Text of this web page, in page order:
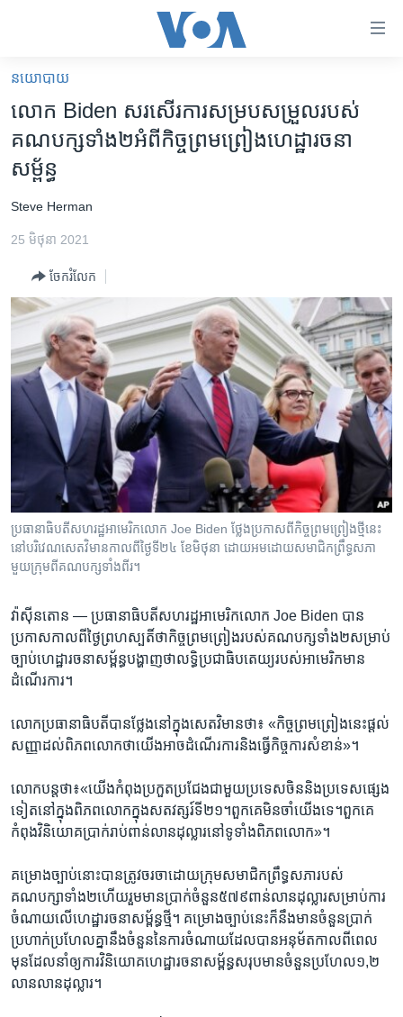
គេហទំព័រ​
ទាក់ទង
និង​
ចូល​
ទំព័រ​
ព័ត៌មាន​​
រំលង​
និង​
ទៅ​
ទំព័រ​
ចូល​
ទៅ​
កាន់​
ទំព័រ​
ស្វែង​
អាមេរិក
ព្រឹត្តិការណ៍ព័ត៌មាន
ទូរទស្សន៍ / វីដេអូ​
វិទ្យុ / ផតខាសថ៍
កម្មវិធីទាំងអស់
Khmer English
បណ្តាញ​សង្គម
ភាសា
នយោបាយ
លោក​ Biden ​សរសើរ​ការ​សម្រប​សម្រួល​របស់​
គណបក្ស​ទាំង២​អំពី​កិច្ចព្រមព្រៀង​ហេដ្ឋា​រចនា​
សម្ព័ន្ធ​
Steve Herman
25 មិថុនា 2021
ចែករំលែក
ប្រធានាធិបតី​សហ​រដ្ឋ​អាមេរិក​លោក​ Joe Biden ថ្លែង​ប្រកាស​ពី​កិច្ចព្រមព្រៀង​ថ្មី​នេះ​​
នៅ​​​បរិវេណ​សេតវិមាន​កាល​ពី​ថ្ងៃ​ទី​២៤ ខែ​មិថុនា ដោយ​​អម​ដោយ​សមាជិក​ព្រឹទ្ធសភា​​
មួយ​​ក្រុម​ពី​គណបក្ស​ទាំង​ពីរ។
វ៉ាស៊ីនតោ​ន — ប្រធានាធិបតី​សហ​រដ្ឋ​អាមេរិក​លោក​ Joe Biden ​បាន​
ប្រកាស​កាលពី​ថ្ងៃ​ព្រហស្បតិ៍​ថា​កិច្ច​ព្រមព្រៀង​របស់​គណបក្ស​ទាំង២​សម្រាប់​
ច្បាប់​ហេដ្ឋា​រចនា​សម្ព័ន្ធ​បង្ហាញ​ថា​លទ្ធិ​ប្រជា​ធិបតេយ្យ​របស់​អាមេរិកមាន​
ដំណើរការ។​
លោក​ប្រធានាធិបតី​បានថ្លែង​នៅ​ក្នុង​សេតវិមាន​ថា៖​ «កិច្ច​ព្រមព្រៀង​នេះ​ផ្តល់​
សញ្ញា​ដល់​ពិភពលោក​ថា​យើង​អាច​ដំណើរការ​និង​ធ្វើ​កិច្ចការ​សំខាន់»។​
លោក​បន្ត​ថា៖​«យើង​កំពុង​ប្រកួត​ប្រជែង​ជាមួយ​ប្រទេស​ចិន​និង​ប្រទេស​ផ្សេង​
ទៀត​នៅ​ក្នុង​ពិភពលោក​ក្នុង​សតវត្សរ៍​ទី២១។​ពួកគេ​មិនចាំ​យើង​ទេ។​ពួក​គេ​
កំពុង​វិនិយោគ​ប្រាក់​រាប់ពាន់​លាន​ដុល្លារ​នៅ​ទូទាំង​ពិភពលោក»។​
គម្រោង​ច្បាប់​នោះ​បាន​ត្រូវ​ចរចា​ដោយ​ក្រុម​សមាជិក​ព្រឹទ្ធសភា​របស់​
គណបក្សា​ទាំង២​ហើយ​រួមមាន​ប្រាក់​ចំនួន​៥៧៩​ពាន់​លាន​ដុល្លារសម្រាប់ការ​
ចំណាយ​លើ​ហេដ្ឋា​រចនា​សម្ព័ន្ធ​ថ្មី។ ​គម្រោង​ច្បាប់​នេះ​ក៏​នឹង​មាន​ចំនួន​ប្រាក់
ប្រហាក់​ប្រហែល​គ្នា​នឹង​ចំនួន​នៃ​ការ​ចំណាយ​ដែល​បាន​អនុម័ត​កាលពី​ពេល​
មុន​ដែល​នាំ​ឲ្យ​ការ​វិនិយោគ​ហេដ្ឋា​រចនា​សម្ព័ន្ធ​សរុប​មាន​ចំនួន​ប្រហែល​១,២​
លានលាន​ដុល្លារ។​